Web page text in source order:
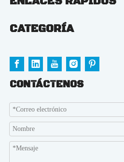
CATEGORÍA
CONTÁCTENOS